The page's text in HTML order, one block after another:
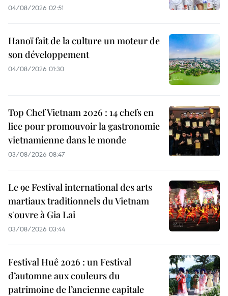
04/08/2026 02:51
Hanoï fait de la culture un moteur de
son développement
04/08/2026 01:30
Top Chef Vietnam 2026 : 14 chefs en
lice pour promouvoir la gastronomie
vietnamienne dans le monde
03/08/2026 08:47
Le 9e Festival international des arts
martiaux traditionnels du Vietnam
s'ouvre à Gia Lai
03/08/2026 03:44
Festival Huê 2026 : un Festival
d’automne aux couleurs du
patrimoine de l’ancienne capitale